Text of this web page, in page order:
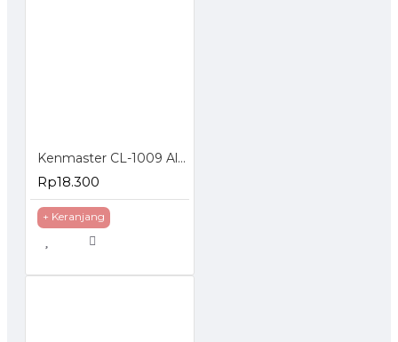
Kenmaster CL-1009 Alat Tambal Ban Tubeless
Rp18.300
+ Keranjang